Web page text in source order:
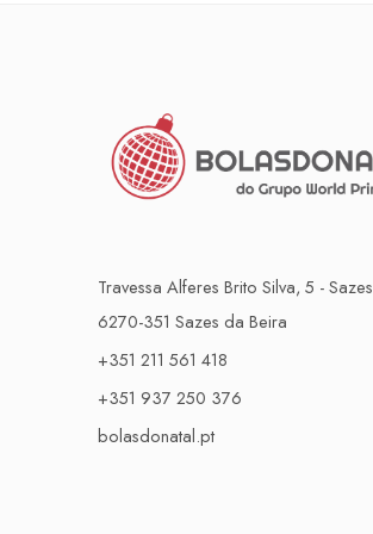
Travessa Alferes Brito Silva, 5 - Sazes
6270-351 Sazes da Beira
+351 211 561 418
+351 937 250 376
bolasdonatal.pt